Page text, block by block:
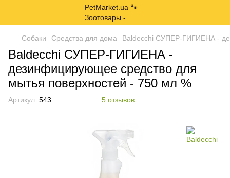
Собаки Средства для дома Baldecchi СУПЕР-ГИГИЕНА -
Baldecchi СУПЕР-ГИГИЕНА -
дезинфицирующее средство для
мытья поверхностей - 750 мл %
Артикул: 543 5 отзывов